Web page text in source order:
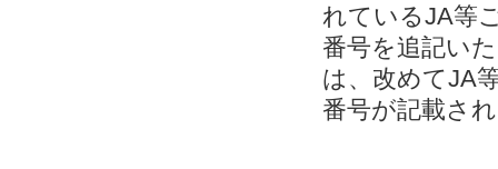
れているJA等
番号を追記い
は、改めてJA
番号が記載さ